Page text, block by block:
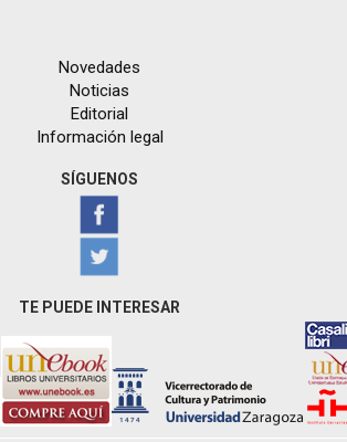
Novedades
Noticias
Editorial
Información legal
SÍGUENOS
TE PUEDE INTERESAR